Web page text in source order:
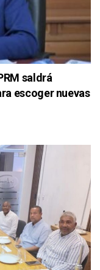
saldrá
escoger nuevas